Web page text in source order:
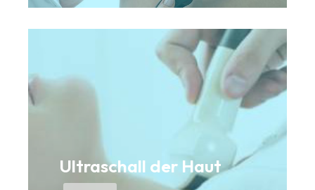
Ultraschall der Haut